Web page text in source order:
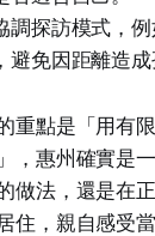
調探訪模式，
避免因距離造成
重點是「用有
，惠州確實是
做法，還是在
住，親自感受